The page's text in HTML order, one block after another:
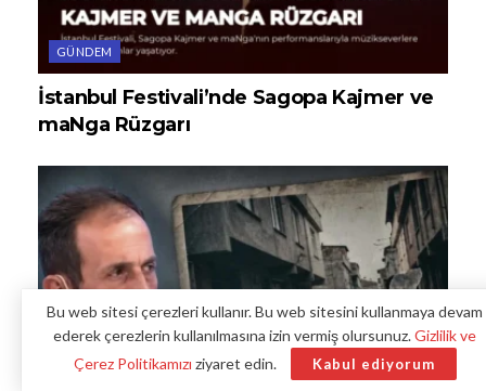
GÜNDEM
İstanbul Festivali’nde Sagopa Kajmer ve
maNga Rüzgarı
Bu web sitesi çerezleri kullanır. Bu web sitesini kullanmaya devam
ederek çerezlerin kullanılmasına izin vermiş olursunuz.Gizlilik ve
Çerez Politikamızı ziyaret edin. Kabul ediyorum